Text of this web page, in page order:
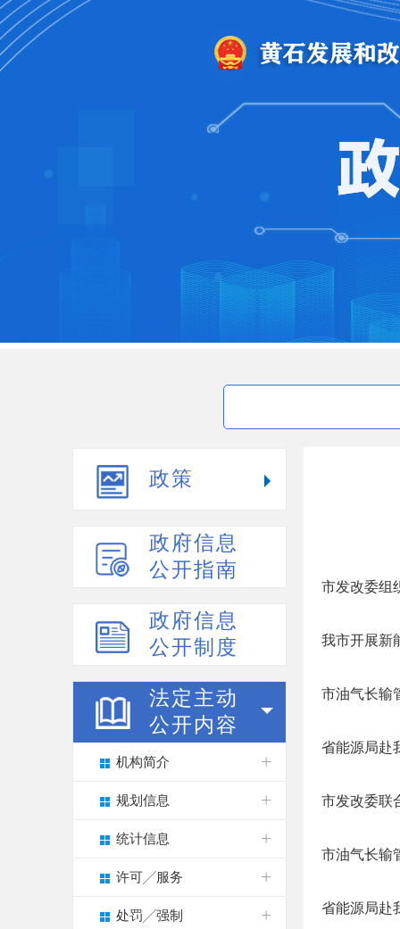
政策
政府信息
公开指南
政府信息
公开制度
法定主动
公开内容
机构简介
规划信息
统计信息
许可╱服务
处罚╱强制
市发改委组
我市开展新
市油气长输
省能源局赴
市发改委联
市油气长输
省能源局赴